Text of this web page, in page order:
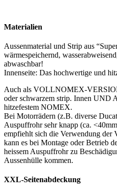
Materialien
Aussenmaterial und Strip aus
wärmespeichernd,
abwaschbar!
Innenseite: Das hochwertige und
Auch als VOLLNOMEX-
oder schwarzem strip. Innen UND
hitzefestem NOMEX.
Bei Motorrädern (z.B. diverse
Auspuffrohr sehr knapp (ca.
empfiehlt sich die Verwendung der
kann es bei Montage oder Betrieb
heissem Auspuffrohr zu
Aussenhülle kommen.
XXL-Seitenabdeckung